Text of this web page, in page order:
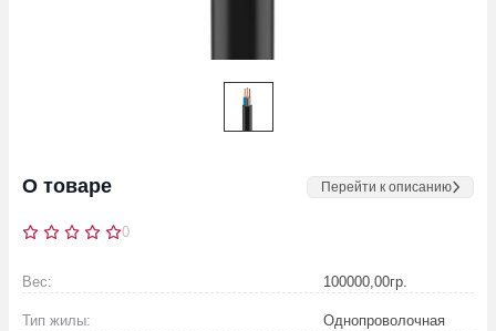
О товаре Перейти к описанию
0
Вес: 100000,00гр.
Тип жилы: Однопроволочная